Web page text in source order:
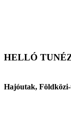
HELLÓ
Hajóutak,